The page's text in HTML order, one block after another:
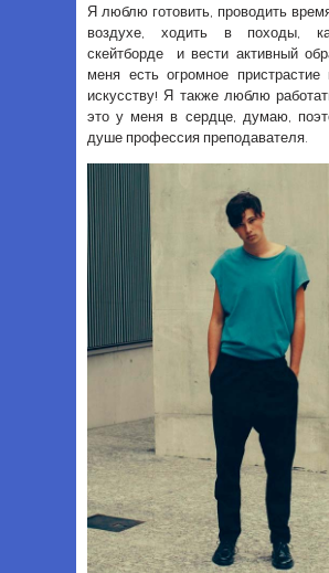
Я люблю готовить, проводить
воздухе, ходить в походы,
скейтборде и вести активный
меня есть огромное
искусству! Я также люблю
это у меня в сердце, думаю,
душе профессия преподавателя.